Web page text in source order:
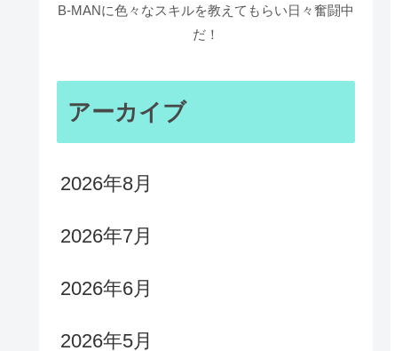
B-MANに色々なスキルを教えてもらい日々奮闘中
だ！
アーカイブ
2026年8月
2026年7月
2026年6月
2026年5月